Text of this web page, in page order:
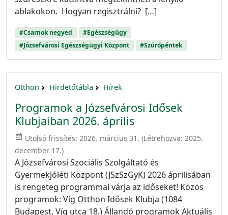
ablakokon. Hogyan regisztrálni? […]
#Csarnok negyed
#Egészségügy
#Józsefvárosi Egészségügyi Központ
#Szűrőpéntek
Otthon Hirdetőtábla Hírek
Programok a Józsefvárosi Idősek
Klubjaiban 2026. április
event_available Utolsó frissítés: 2026. március 31. (Létrehozva: 2025.
december 17.)
A Józsefvárosi Szociális Szolgáltató és
Gyermekjóléti Központ (JSzSzGyK) 2026 áprilisában
is rengeteg programmal várja az időseket! Közös
programok: Víg Otthon Idősek Klubja (1084
Budapest, Víg utca 18.) Állandó programok Aktuális